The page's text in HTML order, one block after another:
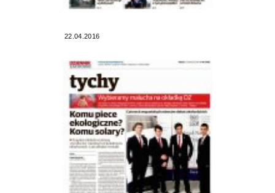
22.04.2016